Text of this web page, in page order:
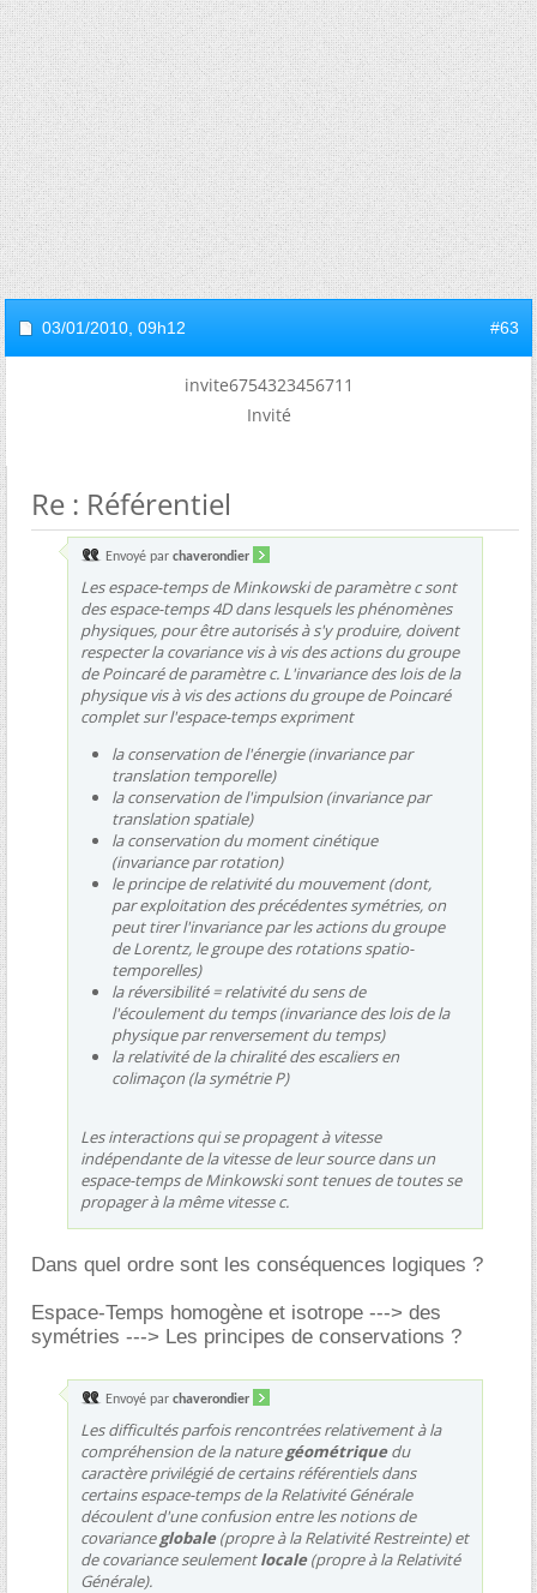
03/01/2010, 09h12 #63
invite6754323456711
Invité
Re : Référentiel
Envoyé par chaverondier
Les espace-temps de Minkowski de paramètre c sont
des espace-temps 4D dans lesquels les phénomènes
physiques, pour être autorisés à s'y produire, doivent
respecter la covariance vis à vis des actions du groupe
de Poincaré de paramètre c. L'invariance des lois de la
physique vis à vis des actions du groupe de Poincaré
complet sur l'espace-temps expriment
la conservation de l'énergie (invariance par
translation temporelle)
la conservation de l'impulsion (invariance par
translation spatiale)
la conservation du moment cinétique
(invariance par rotation)
le principe de relativité du mouvement (dont,
par exploitation des précédentes symétries, on
peut tirer l'invariance par les actions du groupe
de Lorentz, le groupe des rotations spatio-
temporelles)
la réversibilité = relativité du sens de
l'écoulement du temps (invariance des lois de la
physique par renversement du temps)
la relativité de la chiralité des escaliers en
colimaçon (la symétrie P)
Les interactions qui se propagent à vitesse
indépendante de la vitesse de leur source dans un
espace-temps de Minkowski sont tenues de toutes se
propager à la même vitesse c.
Dans quel ordre sont les conséquences logiques ?
Espace-Temps homogène et isotrope ---> des
symétries ---> Les principes de conservations ?
Envoyé par chaverondier
Les difficultés parfois rencontrées relativement à la
compréhension de la naturegéométriquedu
caractère privilégié de certains référentiels dans
certains espace-temps de la Relativité Générale
découlent d'une confusion entre les notions de
covarianceglobale(propre à la Relativité Restreinte) et
de covariance seulementlocale(propre à la Relativité
Générale).